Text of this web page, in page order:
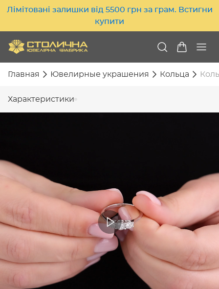
Лімітовані залишки від 5500 грн за грам. Встигни
купити
Главная Ювелирные украшения Кольца
Характеристики